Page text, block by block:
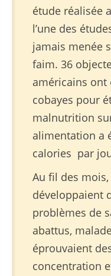
étude réalisée
l’une des
jamais menée
faim. 36
américains ont
cobayes pour
malnutrition
alimentation a
calories par
Au fil des
développaient
problèmes de
abattus,
éprouvaient
concentration